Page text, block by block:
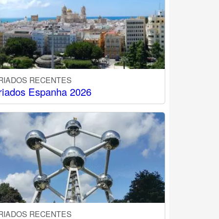
RECENTES
Espanha 2026
RECENTES